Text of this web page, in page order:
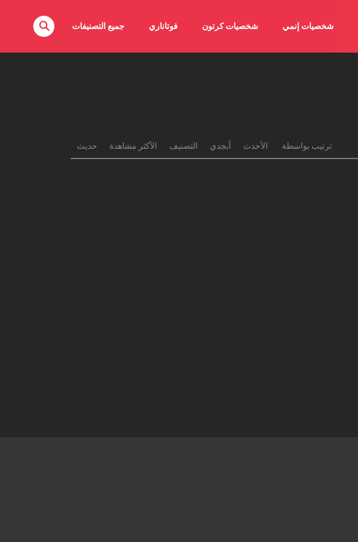
شخصيات إنمي شخصيات كرتون فوتاناري جميع التصنيفات
ترتيب بواسطة الأحدث أبجدي التصنيف الأكثر مشاهدة حديث